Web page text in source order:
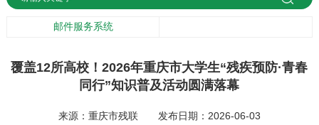
邮件服务系统
覆盖12所高校！2026年重庆市大学生“残疾预防·青春
同行”知识普及活动圆满落幕
来源：重庆市残联
发布日期：2026-06-03